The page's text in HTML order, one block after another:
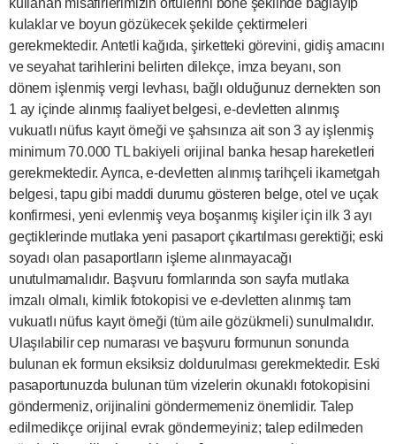
kullanan misafirlerimizin örtülerini bone şeklinde bağlayıp
kulaklar ve boyun gözükecek şekilde çektirmeleri
gerekmektedir. Antetli kağıda, şirketteki görevini, gidiş amacını
ve seyahat tarihlerini belirten dilekçe, imza beyanı, son
dönem işlenmiş vergi levhası, bağlı olduğunuz dernekten son
1 ay içinde alınmış faaliyet belgesi, e-devletten alınmış
vukuatlı nüfus kayıt örneği ve şahsınıza ait son 3 ay işlenmiş
minimum 70.000 TL bakiyeli orijinal banka hesap hareketleri
gerekmektedir. Ayrıca, e-devletten alınmış tarihçeli ikametgah
belgesi, tapu gibi maddi durumu gösteren belge, otel ve uçak
konfirmesi, yeni evlenmiş veya boşanmış kişiler için ilk 3 ayı
geçtiklerinde mutlaka yeni pasaport çıkartılması gerektiği; eski
soyadı olan pasaportların işleme alınmayacağı
unutulmamalıdır. Başvuru formlarında son sayfa mutlaka
imzalı olmalı, kimlik fotokopisi ve e-devletten alınmış tam
vukuatlı nüfus kayıt örneği (tüm aile gözükmeli) sunulmalıdır.
Ulaşılabilir cep numarası ve başvuru formunun sonunda
bulunan ek formun eksiksiz doldurulması gerekmektedir. Eski
pasaportunuzda bulunan tüm vizelerin okunaklı fotokopisini
göndermeniz, orijinalini göndermemeniz önemlidir. Talep
edilmedikçe orijinal evrak göndermeyiniz; talep edilmeden